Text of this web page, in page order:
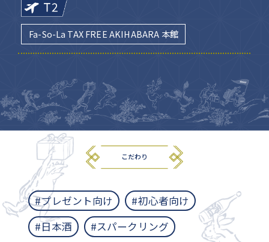
Fa-So-La TAX FREE AKIHABARA 本館
こだわり
#プレゼント向け
#初心者向け
#日本酒
#スパークリング